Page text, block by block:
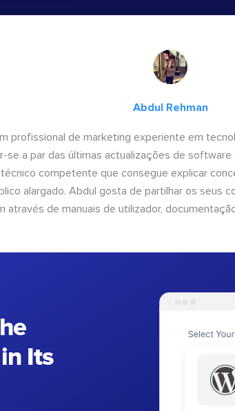
Abdul Rehman
profissional de marketing experiente em
se a par das últimas actualizações de
competente que consegue explicar
alargado. Abdul gosta de partilhar os seus
através de manuais de utilizador,
Its